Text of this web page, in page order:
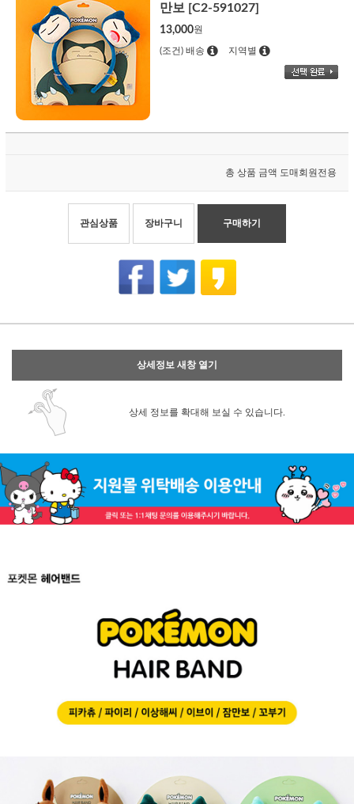
만보 [C2-591027]
13,000원
(조건) 배송 지역별
총 상품 금액 도매회원전용
관심상품 장바구니 구매하기
상세정보 새창 열기
상세 정보를 확대해 보실 수 있습니다.